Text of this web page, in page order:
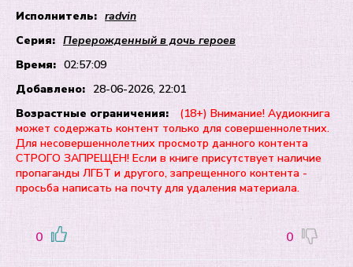
Исполнитель: radvin
Серия: Перерожденный в дочь героев
Время: 02:57:09
Добавлено: 28-06-2026, 22:01
Возрастные ограничения:
(18+) Внимание! Аудиокнига
может содержать контент только для совершеннолетних.
Для несовершеннолетних просмотр данного контента
СТРОГО ЗАПРЕЩЕН! Если в книге присутствует наличие
пропаганды ЛГБТ и другого, запрещенного контента -
просьба написать на почту для удаления материала.
0 0